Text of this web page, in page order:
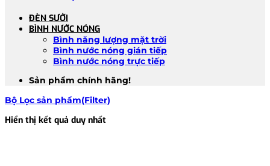
ĐÈN SƯỞI
BÌNH NƯỚC NÓNG
Bình năng lượng mặt trời
Bình nước nóng gián tiếp
Bình nước nóng trực tiếp
Sản phẩm chính hãng!
Bộ Lọc sản phẩm(Filter)
Hiển thị kết quả duy nhất